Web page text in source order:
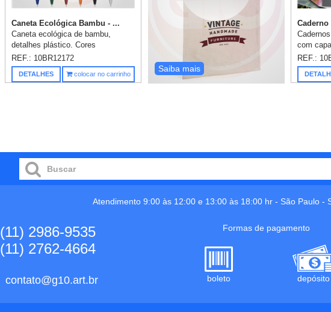
Caneta Ecológica Bambu - ...
Caneta ecológica de bambu,
detalhes plástico. Cores
disponíveis: prata e azul.
Personalização em 1 cor já
incluso. Obs.: A tonalidade das
REF.: 10BR12172
DETALHES colocar no carrinho
Saiba mais
Caderno
com
(capa -
folhas
REF.:
Atendimento 9:00 às 12:00 e 13:00 às 18:00 hr - São Paulo -
(11) 2986-9535
(11) 2762-4664
contato@g10.art.br
Formas de pagamento
boleto depósito